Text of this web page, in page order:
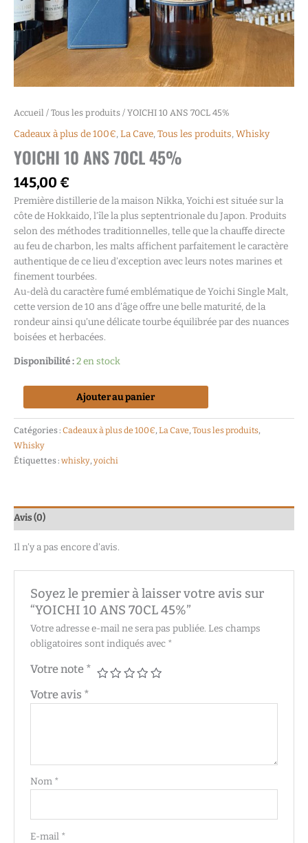
Accueil / Tous les produits / YOICHI 10 ANS 70CL 45%
Cadeaux à plus de 100€,La Cave,Tous les produits,Whisky
YOICHI 10 ANS 70CL 45%
145,00 €
Première distillerie de la maison Nikka, Yoichi est située sur la
côte de Hokkaido, l’île la plus septentrionale du Japon. Produits
selon des méthodes traditionnelles, telle que la chauffe directe
au feu de charbon, les malts affichent parfaitement le caractère
authentique de ce lieu d’exception avec leurs notes marines et
finement tourbées.
Au-delà du caractère fumé emblématique de Yoichi Single Malt,
cette version de 10 ans d’âge offre une belle maturité, de la
rondeur ainsi qu’une délicate tourbe équilibrée par des nuances
boisées et herbacées.
Disponibilité :2 en stock
Ajouter au panier
Catégories : Cadeaux à plus de 100€, La Cave, Tous les produits,
Whisky
Étiquettes : whisky, yoichi
Avis (0)
Il n’y a pas encore d’avis.
Soyez le premier à laisser votre avis sur
“YOICHI 10 ANS 70CL 45%”
Votre adresse e-mail ne sera pas publiée. Les champs
obligatoires sont indiqués avec *
Votre note *
Votre avis *
Nom *
E-mail *